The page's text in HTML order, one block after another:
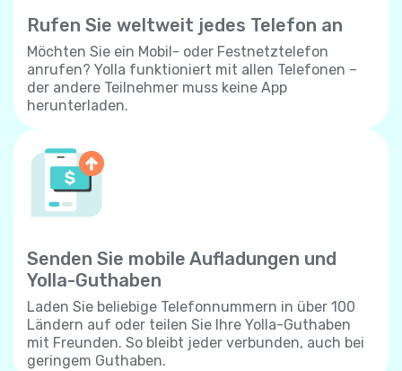
Rufen Sie weltweit jedes Telefon an
Möchten Sie ein Mobil- oder Festnetztelefon
anrufen? Yolla funktioniert mit allen Telefonen –
der andere Teilnehmer muss keine App
herunterladen.
Senden Sie mobile Aufladungen und
Yolla-Guthaben
Laden Sie beliebige Telefonnummern in über 100
Ländern auf oder teilen Sie Ihre Yolla-Guthaben
mit Freunden. So bleibt jeder verbunden, auch bei
geringem Guthaben.